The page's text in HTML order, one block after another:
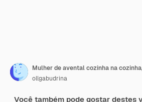
ollgabudrina
Você também pode gostar destes